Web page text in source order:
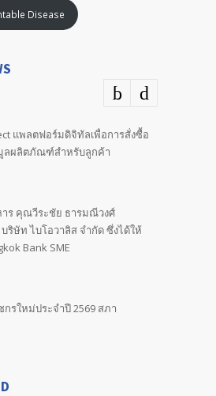
Disease
แพลตฟอร์มดิจิทัลเพื่อการสั่งซื้อ
ลผลิตภัณฑ์สำหรับลูกค้า
ร คุณวีระชัย ธารมณีวงศ์
ริษัท ไบโอวาลิส จำกัด ซึ่งได้ให้
Bank SME
กรใหม่ประจำปี 2569 สภา
to Our Future Advancing